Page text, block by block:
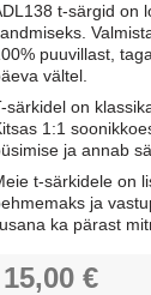
t-särgid on
puuvillast,
vältel.
särkidel on
1:1
ja annab
t-särkidele on
ja
ka pärast
15,00 €